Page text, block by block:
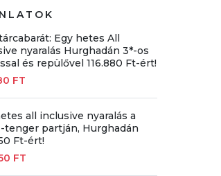
Egy hetes All
nyaralás Hurghadán 3*-os
és repülővel 116.880 Ft-ért!
FT
all inclusive nyaralás a
tenger partján, Hurghadán
Ft-ért!
FT